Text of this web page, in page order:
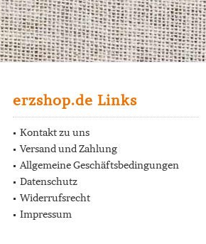
erzshop.de Links
Kontakt zu uns
Versand und Zahlung
Allgemeine Geschäftsbedingungen
Datenschutz
Widerrufsrecht
Impressum